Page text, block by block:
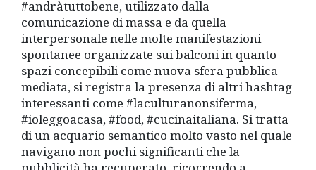
#andràtuttobene, utilizzato dalla
comunicazione di massa e da quella
interpersonale nelle molte manifestazioni
spontanee organizzate sui balconi in quanto
spazi concepibili come nuova sfera pubblica
mediata, si registra la presenza di altri hashtag
interessanti come #laculturanonsiferma,
#ioleggoacasa, #food, #cucinaitaliana. Si tratta
di un acquario semantico molto vasto nel quale
navigano non pochi significanti che la